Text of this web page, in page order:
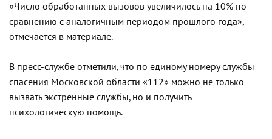
«Число обработанных вызовов увеличилось на 10% по
сравнению с аналогичным периодом прошлого года», —
отмечается в материале.
В пресс-службе отметили, что по единому номеру службы
спасения Московской области «112» можно не только
вызвать экстренные службы, но и получить
психологическую помощь.